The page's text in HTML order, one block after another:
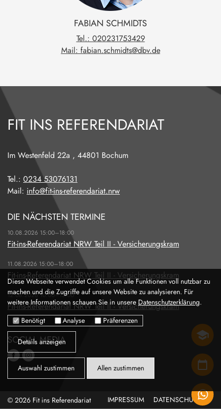
FABIAN SCHMIDTS
Tel.: 020231753429
Mail: fabian.schmidts@dbv.de
FIT INS REFERENDARIAT
Im Westenfeld 22a , 44801 Bochum
Tel.: 0234 53076131
Mail: info@fit-ins-referendariat.nrw
DIE NÄCHSTEN TERMINE
10.08.2026 15:00–18:00
Fit-ins-Referendariat NRW Teil II - Versicherungskram
11.08.2026 15:00–18:00
Fit-ins-Referendariat NRW Teil II - Versicherungskram
12.08.2026 10:00–13:00
Fit-ins-Referendariat NRW Teil II - Versicherungskram
SOCIAL MEDIA
© 2026 Fit ins Referendariat IMPRESSUM DATENSCHUTZ
TERMINE
TEILEN
Diese Webseite verwendet Cookies um alle Funktionen voll nutzbar zu
machen und die Zugriffe auf unsere Website zu analysieren. Für
weitere Informationen schauen Sie in unsere Datenschutzerklärung.
Benötigt
Analyse Präferenzen
Details anzeigen
Auswahl zustimmen Allen zustimmen